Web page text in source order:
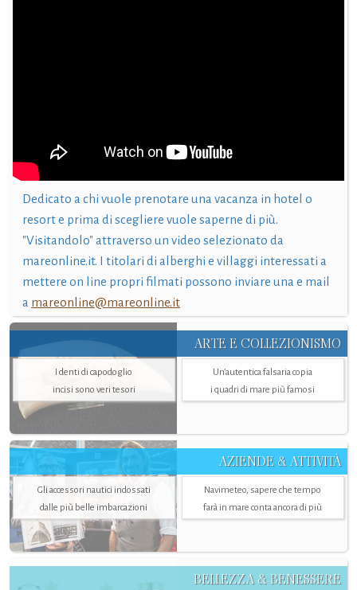
Dedicato a chi vuole prenotare una vacanza in hotel o
resort e prima di scegliere vuole saperne di più.
"Visitandolo" attraverso un video selezionato da
mareonline.it. I titolari di alberghi e villaggi interessati a
mettere on line propri filmati possono inviare una e mail
a mareonline@mareonline.it
ARTE E COLLEZIONISMO
I denti di capodoglio
incisi sono veri tesori
Un’autentica falsaria copia
i quadri di mare più famosi
AZIENDE & ATTIVITÀ
Gli accessori nautici indossati
dalle più belle imbarcazioni
Navimeteo, sapere che tempo
farà in mare conta ancora di più
BELLEZZA & BENESSERE